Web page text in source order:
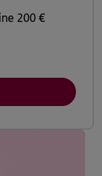
200 €